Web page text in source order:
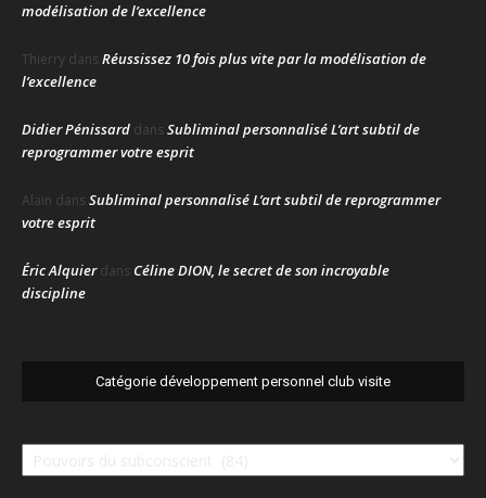
modélisation de l’excellence
Thierry dansRéussissez 10 fois plus vite par la modélisation de
l’excellence
Didier Pénissard dansSubliminal personnalisé L’art subtil de
reprogrammer votre esprit
Alain dansSubliminal personnalisé L’art subtil de reprogrammer
votre esprit
Éric Alquierdans Céline DION, le secret de son incroyable
discipline
Catégorie développement personnel club visite
Catégorie